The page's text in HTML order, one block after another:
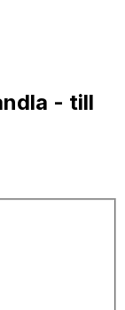
- till